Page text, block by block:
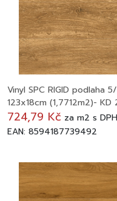
Vinyl SPC RIGID podlaha
123x18cm (1,7712m2)- KD
724,79 Kč za m2 s DPH
EAN: 8594187739492